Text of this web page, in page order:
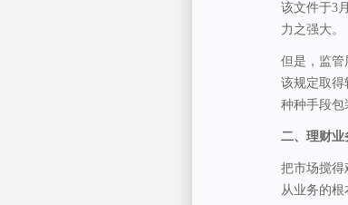
该文件于3
力之强大。
但是，监管
该规定取得
种种手段包
二、理财业
把市场搅得
从业务的根